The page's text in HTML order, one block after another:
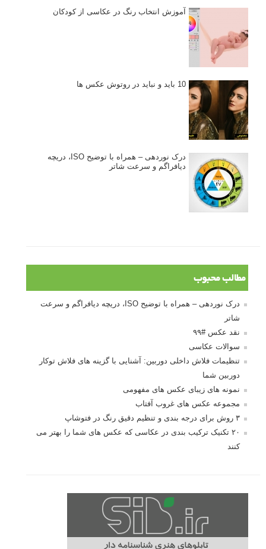
آموزش انتخاب رنگ در عکاسی از کودکان
10 باید و نباید در روتوش عکس ها
درک نوردهی – همراه با توضیح ISO، دریچه
دیافراگم و سرعت شاتر
مطالب محبوب
درک نوردهی – همراه با توضیح ISO، دریچه دیافراگم و سرعت
شاتر
نقد عکس #۹۹
سوالات عکاسی
تنظیمات فلاش داخلی دوربین: آشنایی با گزینه های فلاش توکار
دوربین شما
نمونه های زیبای عکس های مفهومی
مجموعه عکس های غروب آفتاب
۳ روش برای درجه بندی و تنظیم دقیق رنگ در فتوشاپ
۲۰ تکنیک ترکیب بندی در عکاسی که عکس های شما را بهتر می
کنند